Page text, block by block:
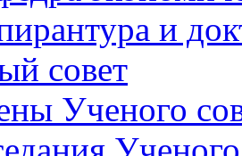
и
совет
Ученого